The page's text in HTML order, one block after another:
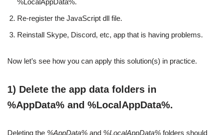
Re-register the JavaScript dll file.
Reinstall Skype, Discord, etc, app that is having problems.
Now let’s see how you can apply this solution(s) in practice.
1) Delete the app data folders in
%AppData% and %LocalAppData%.
Deleting the %AppData% and %LocalAppData% folders should